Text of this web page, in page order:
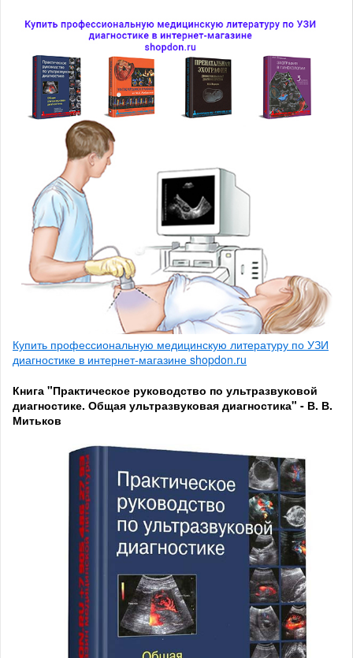
Купить профессиональную медицинскую литературу по УЗИ
диагностике в интернет-магазине shopdon.ru
Книга "Практическое руководство по ультразвуковой
диагностике. Общая ультразвуковая диагностика" - В. В.
Митьков